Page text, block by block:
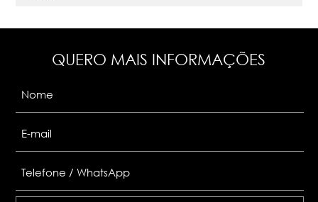
QUERO MAIS INFORMAÇÕES